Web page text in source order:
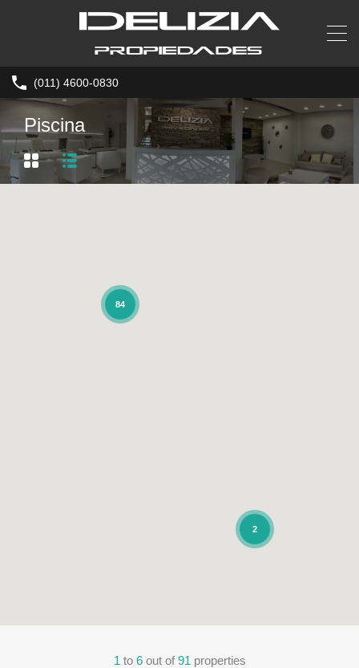
(011) 4600-0830
Piscina
84
2
1 to 6out of 91 properties